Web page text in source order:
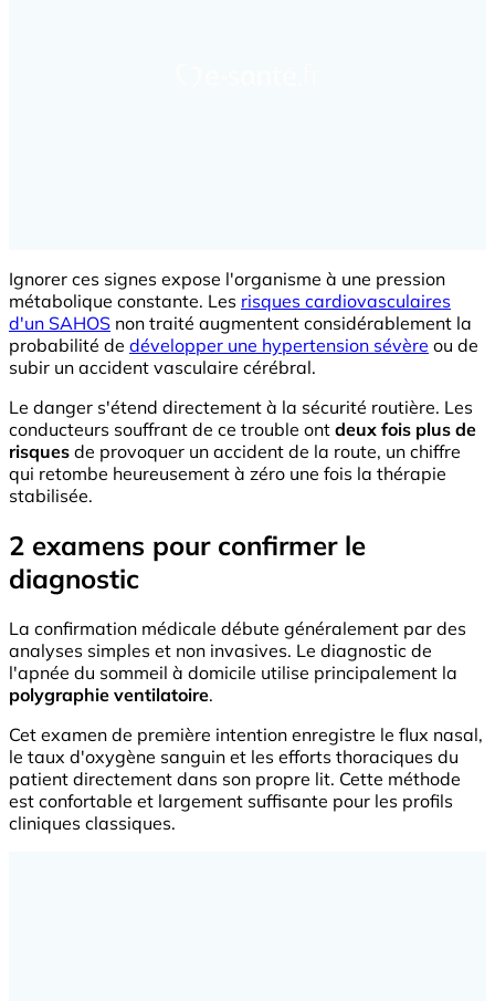
Ignorer ces signes expose l'organisme à une pression
métabolique constante. Les risques cardiovasculaires
d'un SAHOS non traité augmentent considérablement la
probabilité de développer une hypertension sévère ou de
subir un accident vasculaire cérébral.
Le danger s'étend directement à la sécurité routière. Les
conducteurs souffrant de ce trouble ont deux fois plus de
risques de provoquer un accident de la route, un chiffre
qui retombe heureusement à zéro une fois la thérapie
stabilisée.
2 examens pour confirmer le
diagnostic
La confirmation médicale débute généralement par des
analyses simples et non invasives. Le diagnostic de
l'apnée du sommeil à domicile utilise principalement la
polygraphie ventilatoire.
Cet examen de première intention enregistre le flux nasal,
le taux d'oxygène sanguin et les efforts thoraciques du
patient directement dans son propre lit. Cette méthode
est confortable et largement suffisante pour les profils
cliniques classiques.